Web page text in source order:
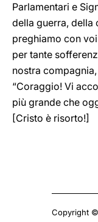
Parlamentari e
della guerra, della
preghiamo con
per tante
nostra
“Coraggio! Vi
più grande che
[Cristo è risorto!]
Copyright